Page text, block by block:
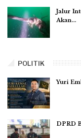
Jalur
Akan…
POLITIK
Yuri
DPRD